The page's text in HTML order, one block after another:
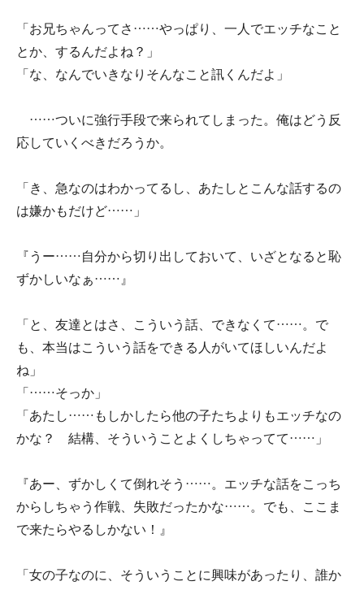
「お兄ちゃんってさ……やっぱり、一人でエッチなこと
とか、するんだよね？」
「な、なんでいきなりそんなこと訊くんだよ」
……ついに強行手段で来られてしまった。俺はどう反
応していくべきだろうか。
「き、急なのはわかってるし、あたしとこんな話するの
は嫌かもだけど……」
『うー……自分から切り出しておいて、いざとなると恥
ずかしいなぁ……』
「と、友達とはさ、こういう話、できなくて……。で
も、本当はこういう話をできる人がいてほしいんだよ
ね」
「……そっか」
「あたし……もしかしたら他の子たちよりもエッチなの
かな？ 結構、そういうことよくしちゃってて……」
『あー、ずかしくて倒れそう……。エッチな話をこっち
からしちゃう作戦、失敗だったかな……。でも、ここま
で来たらやるしかない！』
「女の子なのに、そういうことに興味があったり、誰か